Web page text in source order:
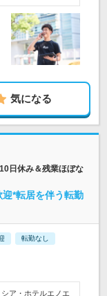
気になる
日休み＆残業ほぼな
*転居を伴う転勤
転勤なし
ア・ホテルエノエ